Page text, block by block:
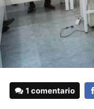
1 comentario